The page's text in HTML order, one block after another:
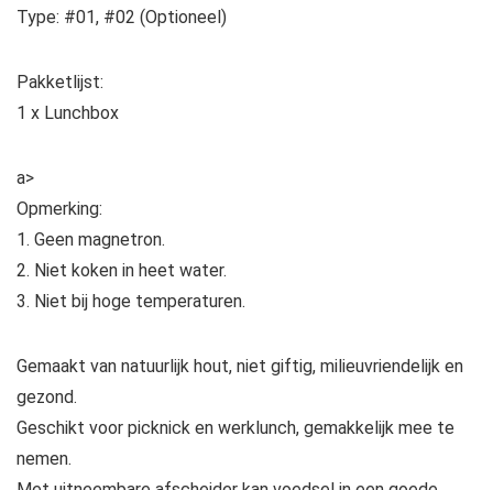
Type: #01, #02 (Optioneel)
Pakketlijst:
1 x Lunchbox
a>
Opmerking:
1. Geen magnetron.
2. Niet koken in heet water.
3. Niet bij hoge temperaturen.
Gemaakt van natuurlijk hout, niet giftig, milieuvriendelijk en
gezond.
Geschikt voor picknick en werklunch, gemakkelijk mee te
nemen.